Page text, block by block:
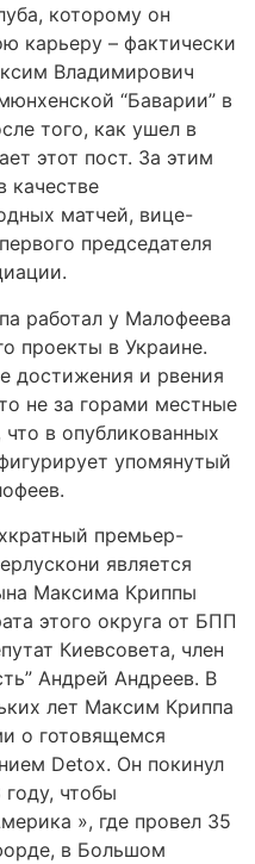
которому он
карьеру – фактически
Владимирович
“Баварии” в
того, как ушел в
этот пост. За этим
качестве
матчей, вице-
председателя
работал у Малофеева
проекты в Украине.
достижения и рвения
не за горами местные
в опубликованных
упомянутый
премьер-
является
Максима Криппы
этого округа от БПП
Киевсовета, член
Андрей Андреев. В
лет Максим Криппа
о готовящемся
Detox. Он покинул
чтобы
», где провел 35
в Большом